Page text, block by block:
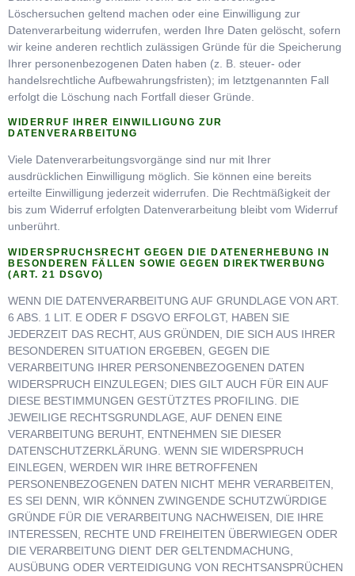
Löschersuchen geltend machen oder eine Einwilligung zur
Datenverarbeitung widerrufen, werden Ihre Daten gelöscht, sofern
wir keine anderen rechtlich zulässigen Gründe für die Speicherung
Ihrer personenbezogenen Daten haben (z. B. steuer- oder
handelsrechtliche Aufbewahrungsfristen); im letztgenannten Fall
erfolgt die Löschung nach Fortfall dieser Gründe.
WIDERRUF IHRER EINWILLIGUNG ZUR
DATENVERARBEITUNG
Viele Datenverarbeitungsvorgänge sind nur mit Ihrer
ausdrücklichen Einwilligung möglich. Sie können eine bereits
erteilte Einwilligung jederzeit widerrufen. Die Rechtmäßigkeit der
bis zum Widerruf erfolgten Datenverarbeitung bleibt vom Widerruf
unberührt.
WIDERSPRUCHSRECHT GEGEN DIE DATENERHEBUNG IN
BESONDEREN FÄLLEN SOWIE GEGEN DIREKTWERBUNG
(ART. 21 DSGVO)
WENN DIE DATENVERARBEITUNG AUF GRUNDLAGE VON ART.
6 ABS. 1 LIT. E ODER F DSGVO ERFOLGT, HABEN SIE
JEDERZEIT DAS RECHT, AUS GRÜNDEN, DIE SICH AUS IHRER
BESONDEREN SITUATION ERGEBEN, GEGEN DIE
VERARBEITUNG IHRER PERSONENBEZOGENEN DATEN
WIDERSPRUCH EINZULEGEN; DIES GILT AUCH FÜR EIN AUF
DIESE BESTIMMUNGEN GESTÜTZTES PROFILING. DIE
JEWEILIGE RECHTSGRUNDLAGE, AUF DENEN EINE
VERARBEITUNG BERUHT, ENTNEHMEN SIE DIESER
DATENSCHUTZERKLÄRUNG. WENN SIE WIDERSPRUCH
EINLEGEN, WERDEN WIR IHRE BETROFFENEN
PERSONENBEZOGENEN DATEN NICHT MEHR VERARBEITEN,
ES SEI DENN, WIR KÖNNEN ZWINGENDE SCHUTZWÜRDIGE
GRÜNDE FÜR DIE VERARBEITUNG NACHWEISEN, DIE IHRE
INTERESSEN, RECHTE UND FREIHEITEN ÜBERWIEGEN ODER
DIE VERARBEITUNG DIENT DER GELTENDMACHUNG,
AUSÜBUNG ODER VERTEIDIGUNG VON RECHTSANSPRÜCHEN